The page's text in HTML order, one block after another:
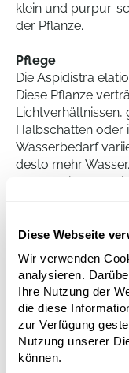
Diese Webseite
Wir verwenden
analysieren.
Ihre Nutzung der
die diese
zur Verfügung
Nutzung unserer
können.
klein und purpur-
der Pflanze.
Pflege
Die Aspidistra
Diese Pflanze
Lichtverhältnissen,
Halbschatten oder
Wasserbedarf
desto mehr
Pflanze einen
sollten jedoch
verhindern.
Aspidistra
Tuff
Höhe: